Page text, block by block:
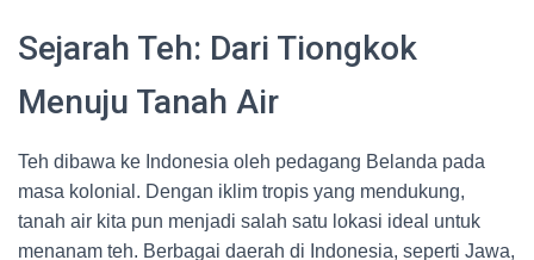
Sejarah Teh: Dari Tiongkok
Menuju Tanah Air
Teh dibawa ke Indonesia oleh pedagang Belanda pada
masa kolonial. Dengan iklim tropis yang mendukung,
tanah air kita pun menjadi salah satu lokasi ideal untuk
menanam teh. Berbagai daerah di Indonesia, seperti Jawa,